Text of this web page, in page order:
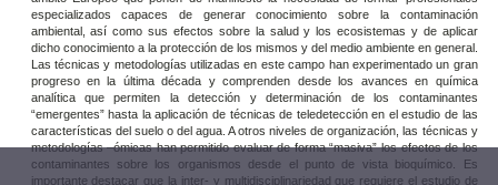
especializados capaces de generar conocimiento sobre la contaminación
ambiental, así como sus efectos sobre la salud y los ecosistemas y de aplicar
dicho conocimiento a la protección de los mismos y del medio ambiente en general.
Las técnicas y metodologías utilizadas en este campo han experimentado un gran
progreso en la última década y comprenden desde los avances en química
analítica que permiten la detección y determinación de los contaminantes
“emergentes” hasta la aplicación de técnicas de teledetección en el estudio de las
características del suelo o del agua. A otros niveles de organización, las técnicas y
metodologías –ómicas han permitido evaluar de forma “masiva” los efectos de los
contaminantes sobre los organismos desde el punto de vista bioquímico. Es
importante destacar que la inter- y multidisciplinariedad que requiere el estudio de